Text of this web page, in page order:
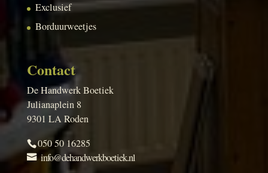
Exclusief
Borduurweetjes
Contact
De Handwerk Boetiek
Julianaplein 8
9301 LA Roden
050 50 16285
info@dehandwerkboetiek.nl